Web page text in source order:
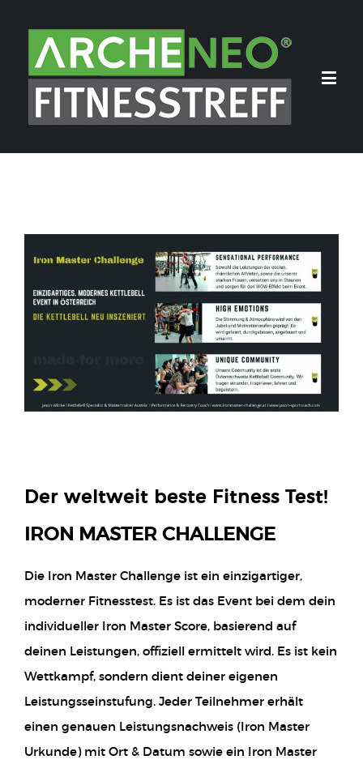
Image
Der weltweit beste Fitness Test!
IRON MASTER CHALLENGE
Die Iron Master Challenge ist ein einzigartiger,
moderner Fitnesstest. Es ist das Event bei dem dein
individueller Iron Master Score, basierend auf
deinen Leistungen, offiziell ermittelt wird. Es ist kein
Wettkampf, sondern dient deiner eigenen
Leistungsseinstufung. Jeder Teilnehmer erhält
einen genauen Leistungsnachweis (Iron Master
Urkunde) mit Ort & Datum sowie ein Iron Master